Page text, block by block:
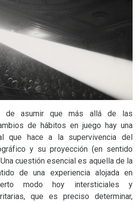
de asumir que más allá de las
de hábitos en juego hay una
que hace a la supervivencia del
y su proyección (en sentido
cuestión esencial es aquella de la
de una experiencia alojada en
modo hoy intersticiales y
que es preciso determinar,